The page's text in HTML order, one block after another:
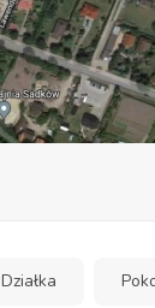
Działka